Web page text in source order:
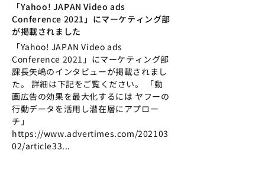
「Yahoo! JAPAN Video ads
Conference 2021」にマーケティング部
が掲載されました
「Yahoo! JAPAN Video ads
Conference 2021」にマーケティング部
課長矢嶋のインタビューが掲載されまし
た。 詳細は下記をご覧ください。 「動
画広告の効果を最大化するには ヤフーの
行動データを活用し潜在層にアプロー
チ」
https://www.advertimes.com/202103
02/article33...